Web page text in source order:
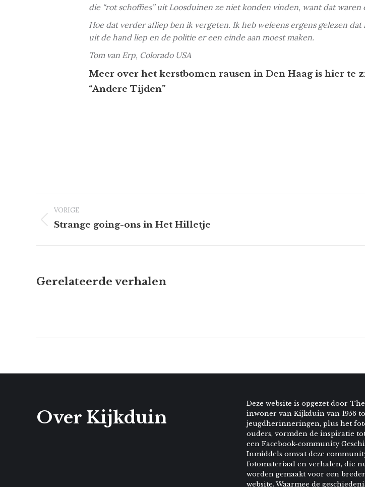
die “rot schoffies” uit Loosduinen ze niet konden vinden, want dat waren
Hoe dat verder afliep ben ik vergeten. Ik heb weleens ergens gelezen
uit de hand liep en de politie er een einde aan moest maken.
Tom van Erp, Colorado USA
Meer over het kerstbomen rausen in Den Haag is hier te
“Andere Tijden”
Project
VORIGE
Previous
Strange going-ons in Het Hilletje
Gerelateerde verhalen
Over Kijkduin
Deze website is opgezet door
inwoner van Kijkduin van 1956
jeugdherinneringen, plus het
ouders, vormden de inspiratie
een Facebook-community
Inmiddels omvat deze
fotomateriaal en verhalen, die
worden gemaakt voor een
website. Waarmee de